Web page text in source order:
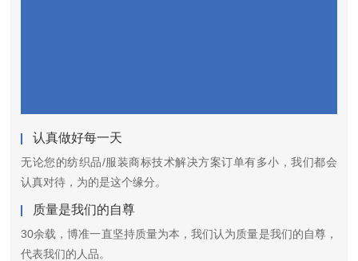
认真做好每一天
无论您的纺织品/服装商标技术解决方案订单有多小，我们都会
认真对待，为的是这个缘分。
质量是我们的自尊
30余载，博准一直坚持质量为本，我们认为质量是我们的自尊，
代表我们的人品。